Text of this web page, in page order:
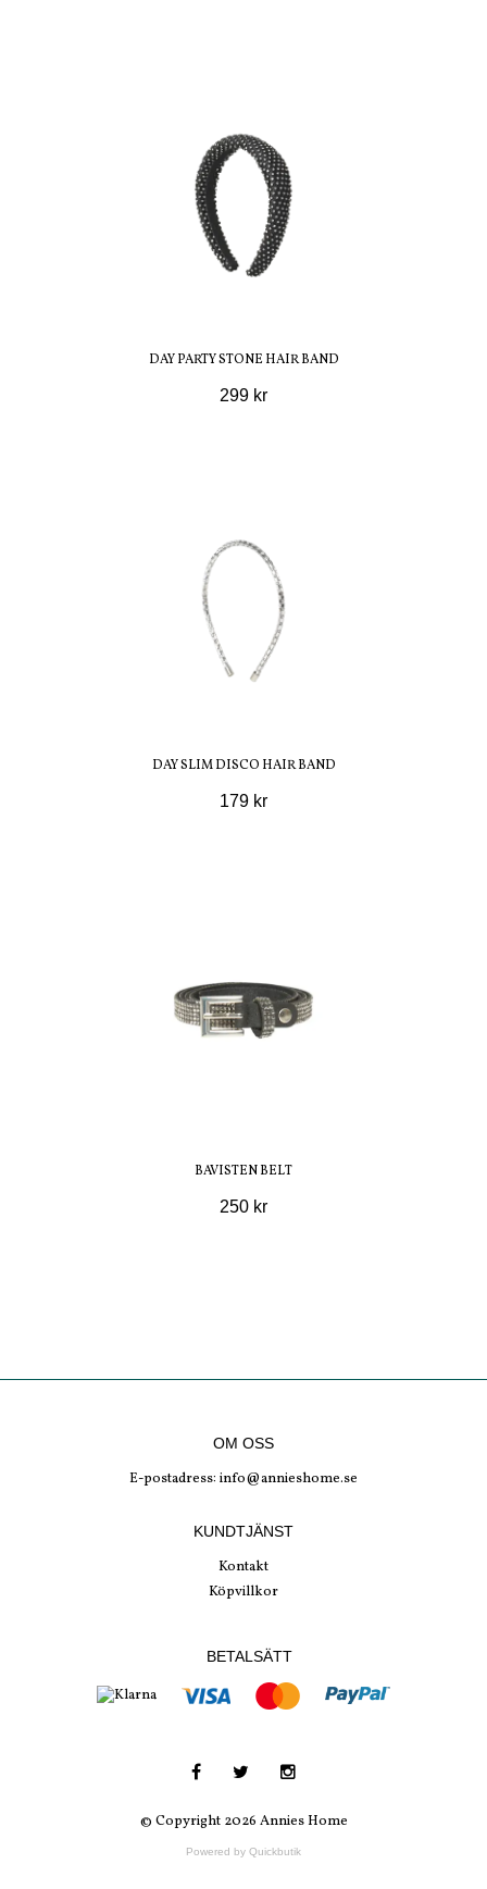
DAY PARTY STONE HAIR BAND
299 kr
DAY SLIM DISCO HAIR BAND
179 kr
BAVISTEN BELT
250 kr
OM OSS
E-postadress: info@annieshome.se
KUNDTJÄNST
Kontakt
Köpvillkor
BETALSÄTT
© Copyright 2026 Annies Home
Powered by Quickbutik